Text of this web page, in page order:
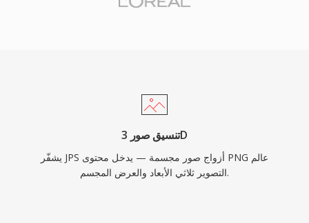
تنسيق صور 3D
يشفّر JPS أزواج صور مجسمة — يدخل محتوى PNG عالم
التصوير ثلاثي الأبعاد والعرض المجسم.